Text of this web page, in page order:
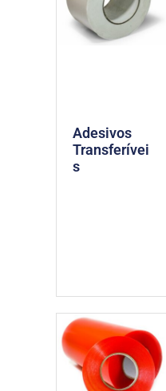
Adesivos
Transferívei
s